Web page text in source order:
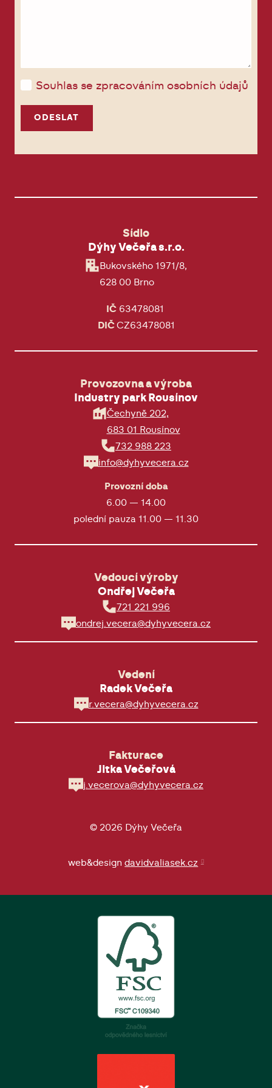
Souhlas se zpracováním osobních údajů
ODESLAT
Sídlo
Dýhy Večeřa s.r.o.
Bukovského 1971/8,
628 00 Brno
IČ63478081
DIČ CZ63478081
Provozovna a výroba
Industry park Rousínov
Čechyně 202,
683 01 Rousínov
732 988 223
info@dyhyvecera.cz
Provozní doba
6.00 — 14.00
polední pauza 11.00 — 11.30
Vedoucí výroby
Ondřej Večeřa
721 221 996
ondrej.vecera@dyhyvecera.cz
Vedení
Radek Večeřa
r.vecera@dyhyvecera.cz
Fakturace
Jitka Večeřová
j.vecerova@dyhyvecera.cz
© 2026 Dýhy Večeřa
web&designdavidvaliasek.cz